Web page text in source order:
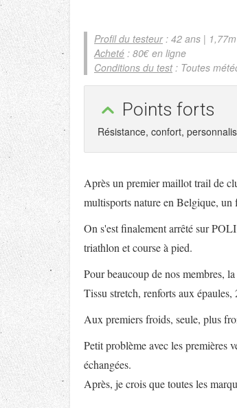
Profil du testeur: 42 ans |
Acheté : 80€ en ligne
Conditions du test: Toutes
Points forts
Résistance, confort,
Après un premier maillot trail de
multisports nature en Belgique, un
On s'est finalement arrêté sur
triathlon et course à pied.
Pour beaucoup de nos membres,
Tissu stretch, renforts aux
Aux premiers froids, seule, plus
Petit problème avec les premières
échangées.
Après, je crois que toutes les